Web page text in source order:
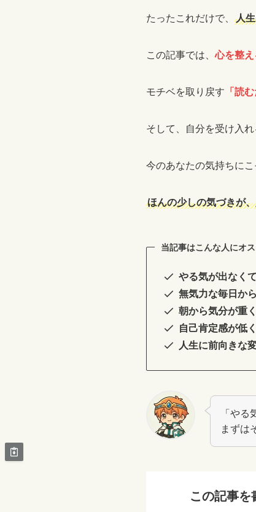
たったこれだけで、 人
この記事では、心を整え
モチベを取り戻す 「読
そして、自分を受け入れ
今のあなたの気持ちに
ほんの少しの気づきが
当記事はこんな人にオ
やる気が出なく
無気力な毎日か
朝から気分が重
自己肯定感が低
人生に前向きな
「や
まずは
この記事を